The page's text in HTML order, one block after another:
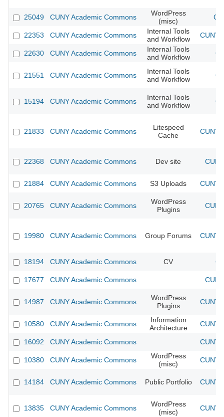
25049 CUNY Academic Commons
WordPress
(misc)
22353 CUNY Academic Commons
Internal Tools
and Workflow
CUNY
22630 CUNY Academic Commons
Internal Tools
and Workflow
21551 CUNY Academic Commons
Internal Tools
and Workflow
15194 CUNY Academic Commons
Internal Tools
and Workflow
21833 CUNY Academic Commons
Litespeed
Cache
CUNY
22368 CUNY Academic Commons Dev site
21884 CUNY Academic Commons S3 Uploads CUNY
20765 CUNY Academic Commons
WordPress
Plugins
19980 CUNY Academic Commons Group Forums CUNY
18194 CUNY Academic Commons CV
17677 CUNY Academic Commons
14987 CUNY Academic Commons
WordPress
Plugins
CUNY
10580 CUNY Academic Commons
Information
Architecture
CUNY
16092 CUNY Academic Commons CUNY
10380 CUNY Academic Commons
WordPress
(misc)
CUNY
14184 CUNY Academic Commons Public Portfolio CUNY
13835 CUNY Academic Commons
WordPress
(misc)
CUNY